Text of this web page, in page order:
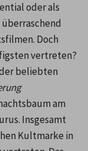
oder als
Doch
vertreten?
beliebten
Eine schöne Bescherung
am
Insgesamt
Kultmarke in